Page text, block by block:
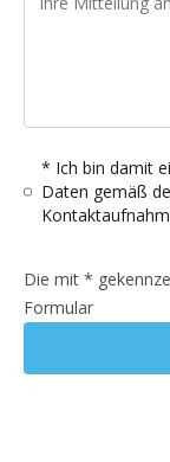
* Ich bin damit
Daten gemäß
Die mit *
Formular